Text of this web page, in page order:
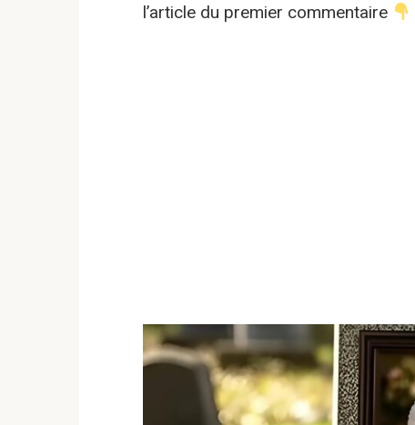
l’article du premier commentaire